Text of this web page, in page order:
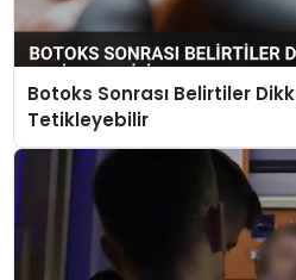
Botoks Sonrası Belirtiler
Tetikleyebilir